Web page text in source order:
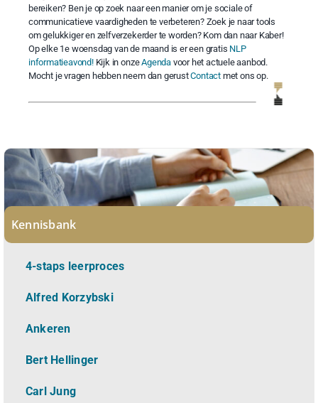
bereiken? Ben je op zoek naar een manier om je sociale of
communicatieve vaardigheden te verbeteren? Zoek je naar tools
om gelukkiger en zelfverzekerder te worden? Kom dan naar Kaber!
Op elke 1e woensdag van de maand is er een gratis NLP
informatieavond!Kijk in onzeAgendavoor het actuele aanbod.
Mocht je vragen hebben neem dan gerustContact met ons op.
Kennisbank
4-staps leerproces
Alfred Korzybski
Ankeren
Bert Hellinger
Carl Jung